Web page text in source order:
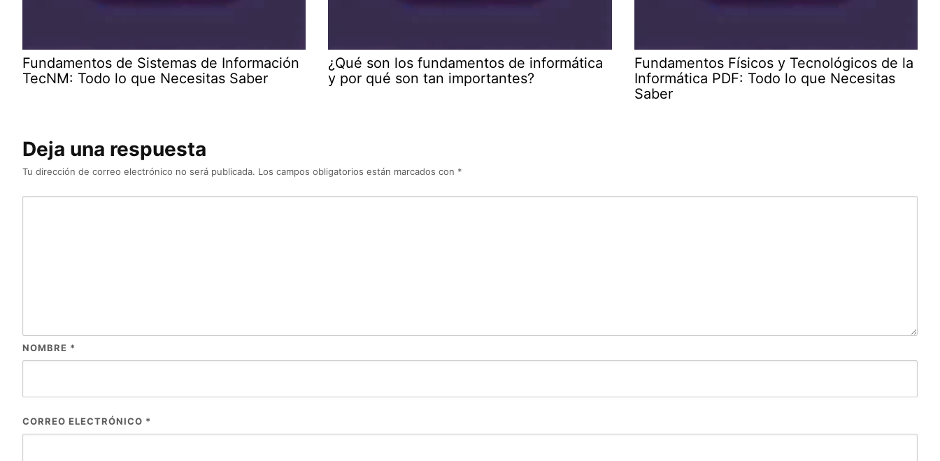
Fundamentos de Sistemas de Información
TecNM: Todo lo que Necesitas Saber
¿Qué son los fundamentos de informática
y por qué son tan importantes?
Fundamentos Físicos y Tecnológicos de la
Informática PDF: Todo lo que Necesitas
Saber
Deja una respuesta
Tu dirección de correo electrónico no será publicada. Los campos obligatorios están marcados con *
NOMBRE *
CORREO ELECTRÓNICO *